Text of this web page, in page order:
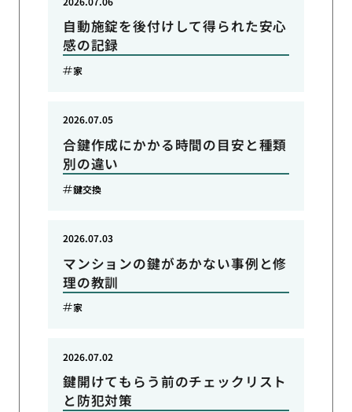
自動施錠を後付けして得られた安心
感の記録
家
合鍵作成にかかる時間の目安と種類
別の違い
2026.07.05
鍵交換
マンションの鍵があかない事例と修
理の教訓
2026.07.03
家
鍵開けてもらう前のチェックリスト
と防犯対策
2026.07.02